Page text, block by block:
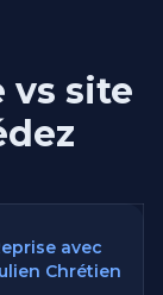
vs site
avec
Chrétien